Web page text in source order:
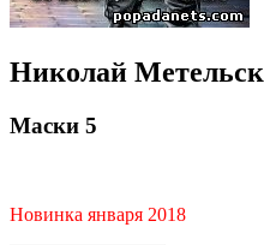
Николай
Маски 5
Новинка января 2018